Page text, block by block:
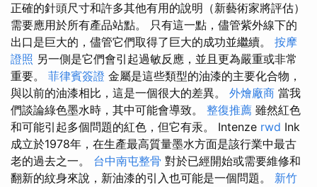
正確的針頭尺寸和許多其他有用的說明（新藝術家將評估）
需要應用於所有產品站點。 只有這一點，儘管紫外線下的
出口是巨大的，儘管它們取得了巨大的成功並繼續。 按摩
證照 另一側是它們會引起過敏反應，並且更為嚴重或非常
重要。 菲律賓簽證 金屬是這些類型的油漆的主要化合物，
與以前的油漆相比，這是一個很大的差異。 外燴廠商 當我
們談論綠色墨水時，其中可能會導致。 整復推薦 雖然紅色
和可能引起多個問題的紅色，但它有汞。 Intenze rwd Ink
成立於1978年，在生產最高質量墨水方面是該行業中最古
老的過去之一。 台中南屯整骨 對於已經開始或需要維修和
翻新的紋身來說，新油漆的引入也可能是一個問題。 新竹